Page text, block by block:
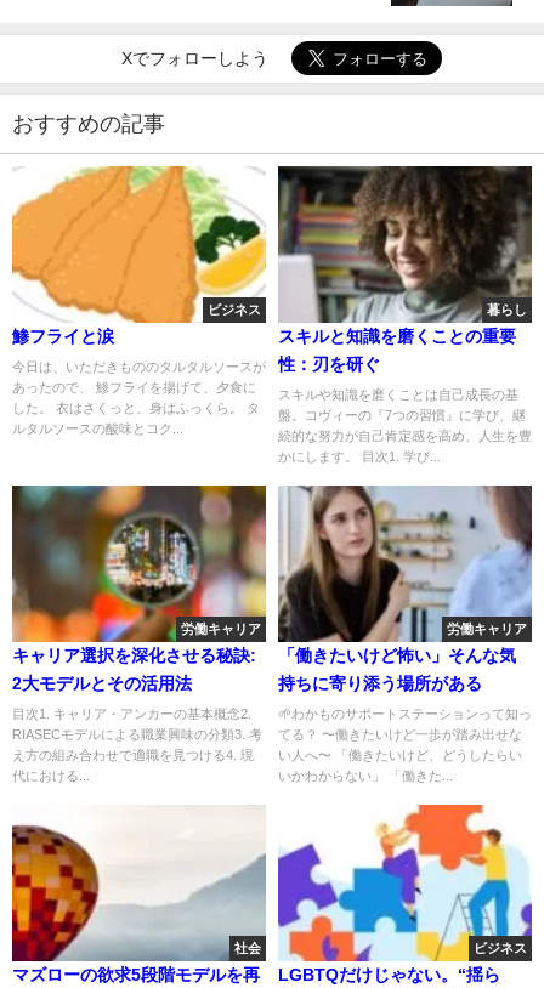
Xでフォローしよう
おすすめの記事
ビジネス
鯵フライと涙
今日は、いただきもののタルタルソースが
あったので、 鯵フライを揚げて、夕食に
した。 衣はさくっと、身はふっくら。 タ
ルタルソースの酸味とコク...
暮らし
スキルと知識を磨くことの重要
性：刃を研ぐ
スキルや知識を磨くことは自己成長の基
盤。コヴィーの『7つの習慣』に学び、継
続的な努力が自己肯定感を高め、人生を豊
かにします。 目次1. 学び...
労働キャリア
キャリア選択を深化させる秘訣:
2大モデルとその活用法
目次1. キャリア・アンカーの基本概念2.
RIASECモデルによる職業興味の分類3. 考
え方の組み合わせで適職を見つける4. 現
代における...
労働キャリア
「働きたいけど怖い」そんな気
持ちに寄り添う場所がある
🌱わかものサポートステーションって知っ
てる？ 〜働きたいけど一歩が踏み出せな
い人へ〜 「働きたいけど、どうしたらい
いかわからない」 「働きた...
社会
マズローの欲求5段階モデルを再
ビジネス
LGBTQだけじゃない。“揺ら